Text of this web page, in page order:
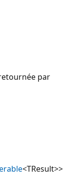
par
<TResult>>